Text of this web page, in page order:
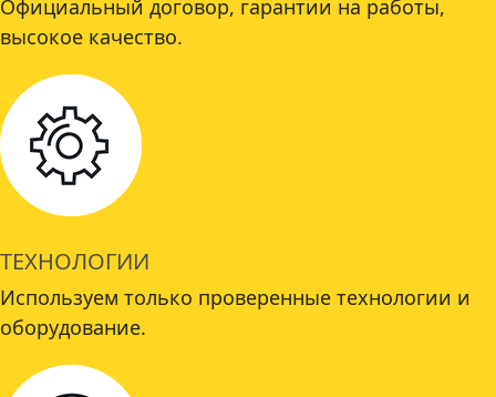
Официальный договор, гарантии на работы,
высокое качество.
ТЕХНОЛОГИИ
Используем только проверенные технологии и
оборудование.